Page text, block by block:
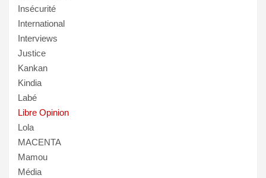
Insécurité
International
Interviews
Justice
Kankan
Kindia
Labé
Libre Opinion
Lola
MACENTA
Mamou
Média